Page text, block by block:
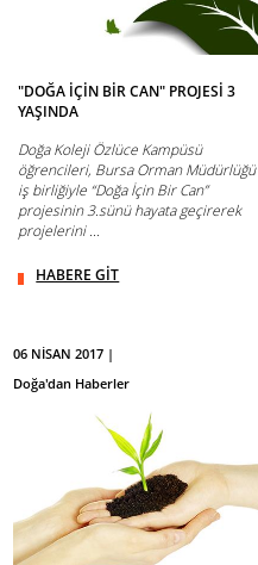
"DOĞA İÇİN BİR CAN" PROJESİ 3
YAŞINDA
Doğa Koleji Özlüce Kampüsü
öğrencileri, Bursa Orman Müdürlüğü
iş birliğiyle “Doğa İçin Bir Can”
projesinin 3.sünü hayata geçirerek
projelerini ...
HABERE GİT
06 NİSAN 2017 |
Doğa'dan Haberler